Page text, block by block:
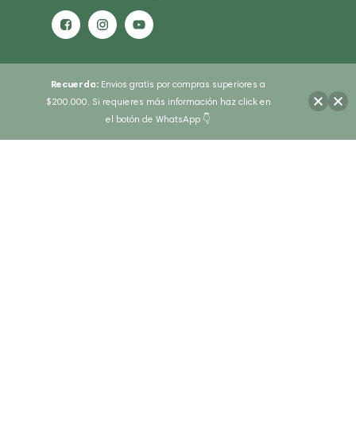
Recuerda: Envios gratis por compras superiores a
$200.000. Si requieres más información haz click en
el botón de WhatsApp 👇